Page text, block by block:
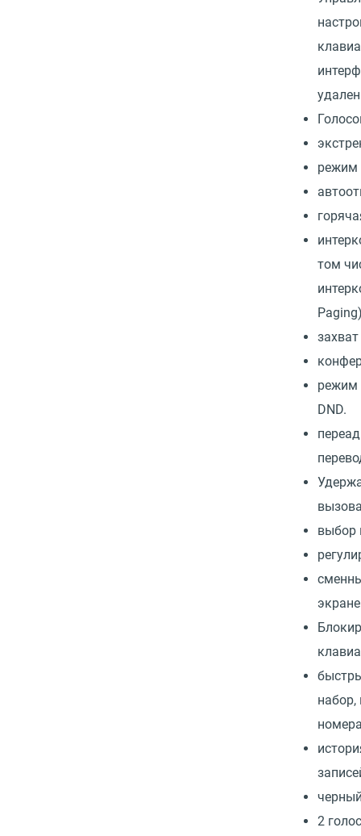
режим
том
режим
DND.
выбор
набор,
2